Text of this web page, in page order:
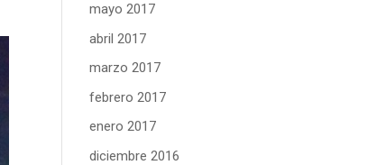
mayo 2017
abril 2017
marzo 2017
febrero 2017
enero 2017
diciembre 2016